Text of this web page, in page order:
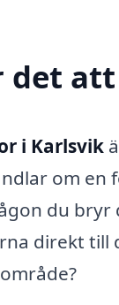
det
i Karlsvik
om en
du
direkt till